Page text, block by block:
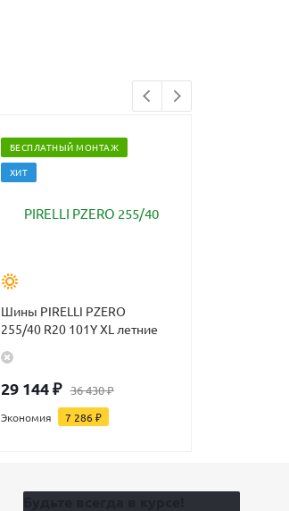
БЕСПЛАТНЫЙ МОНТАЖ
ХИТ
Шины PIRELLI PZERO
255/40 R20 101Y XL летние
29 144₽ 36 430₽
Экономия 7 286₽